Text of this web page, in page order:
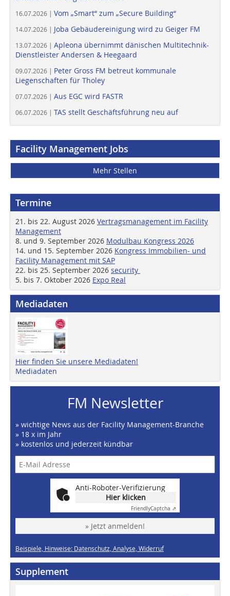
16.07.2026 | Vom „Smart“ zum „Secure Building“
14.07.2026 | Joba Gebäudereinigung wird zu Geiger FM
13.07.2026 | Apleona übernimmt dänischen Multitechnik-
Dienstleister Andersen & Heegaard
09.07.2026 | Peter Gross FM betreut kommunale
Liegenschaften für Tholey
07.07.2026 | Aus EGC wird FASTR
06.07.2026 | TAS stellt Geschäftsführung neu auf
Facility Management Jobs
Mehr Stellen
Termine
21. bis 22. August 2026 Vertragsmanagement im Facility
Management
8. und 9. September 2026 Modulbau Kongress 2026
14. und 15. September 2026 Kongress Immobilien- und
Facility Management mit SAP
22. bis 25. September 2026 security
5. bis 7. Oktober 2026 Expo Real
Mediadaten
Hier finden Sie unsere Mediadaten!
Mediadaten
FM Newsletter
» wichtige News aus der Facility Management-Branche
» 18 x im Jahr
» kostenlos und jederzeit kündbar
Anti-Roboter-Verifizierung
Hier klicken
FriendlyCaptcha ⇗
» Jetzt anmelden!
Beispiele, Hinweise: Datenschutz, Analyse, Widerruf
Supplement